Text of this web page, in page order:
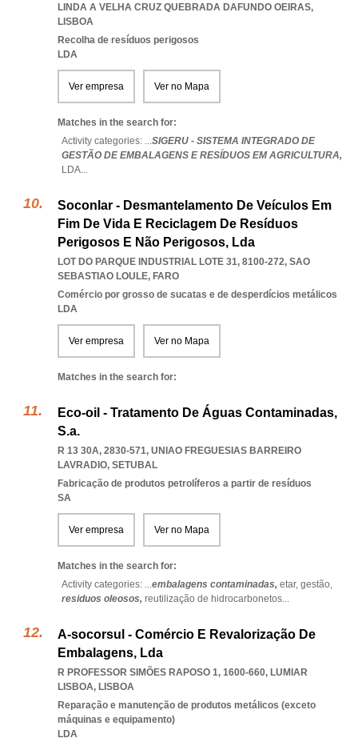
LINDA A VELHA CRUZ QUEBRADA DAFUNDO OEIRAS,
LISBOA
Recolha de resíduos perigosos
LDA
Ver empresa Ver no Mapa
Matches in the search for:
Activity categories: ...SIGERU - SISTEMA INTEGRADO DE
GESTÃO DE EMBALAGENS E RESÍDUOS EM AGRICULTURA,
LDA...
Soconlar - Desmantelamento De Veículos Em
Fim De Vida E Reciclagem De Resíduos
Perigosos E Não Perigosos, Lda
LOT DO PARQUE INDUSTRIAL LOTE 31, 8100-272, SAO
SEBASTIAO LOULE, FARO
Comércio por grosso de sucatas e de desperdícios metálicos
LDA
Ver empresa Ver no Mapa
Matches in the search for:
Eco-oil - Tratamento De Águas Contaminadas,
S.a.
R 13 30A, 2830-571, UNIAO FREGUESIAS BARREIRO
LAVRADIO, SETUBAL
Fabricação de produtos petrolíferos a partir de resíduos
SA
Ver empresa Ver no Mapa
Matches in the search for:
Activity categories: ...embalagens contaminadas, etar, gestão,
residuos oleosos, reutilização de hidrocarbonetos...
A-socorsul - Comércio E Revalorização De
Embalagens, Lda
R PROFESSOR SIMÕES RAPOSO 1, 1600-660, LUMIAR
LISBOA, LISBOA
Reparação e manutenção de produtos metálicos (exceto
máquinas e equipamento)
LDA